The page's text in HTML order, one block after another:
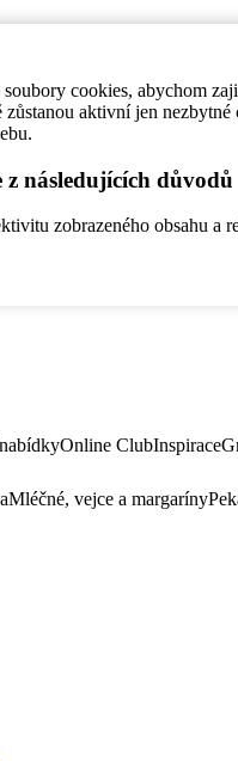
cookies, abychom
aktivní jen
následujících důvodů
zobrazeného obsahu
Online ClubInspirace
Mléčné, vejce a margaríny